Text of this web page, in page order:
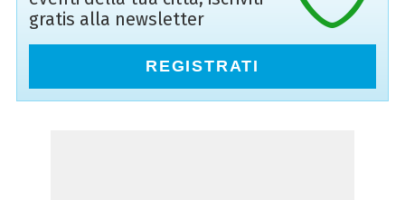
gratis alla newsletter
REGISTRATI